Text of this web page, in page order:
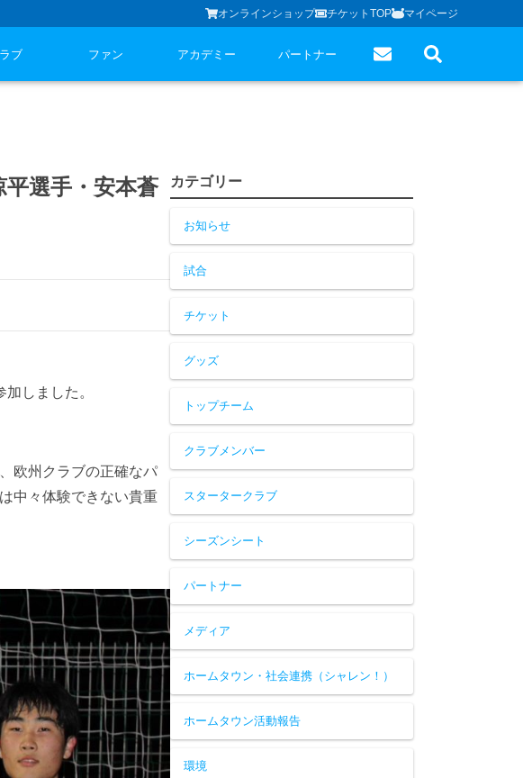
オンラインショップ チケットTOP マイページ
ブ ファン アカデミー パートナー
平選手・安本蒼
しました。
欧州クラブの正確なパ
中々体験できない貴重
カテゴリー
お知らせ
試合
チケット
グッズ
トップチーム
クラブメンバー
スタータークラブ
シーズンシート
パートナー
メディア
ホームタウン・社会連携（シャレン！）
ホームタウン活動報告
環境